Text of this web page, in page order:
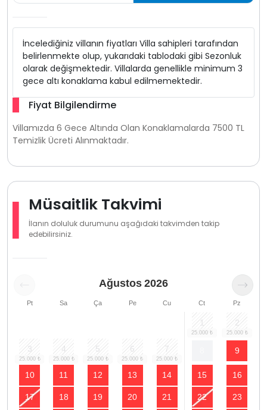
İncelediğiniz villanın fiyatları Villa sahipleri tarafından
belirlenmekte olup, yukarıdaki tablodaki gibi Sezonluk
olarak değişmektedir. Villalarda genellikle minimum 3
gece altı konaklama kabul edilmemektedir.
Fiyat Bilgilendirme
Villamızda 6 Gece Altında Olan Konaklamalarda 7500 TL
Temizlik Ücreti Alınmaktadır.
Müsaitlik Takvimi
İlanın doluluk durumunu aşağıdaki takvimden takip
edebilirsiniz.
Ağustos 2026
Pt Sa Ça Pe Cu Ct Pz
1 2
3 4 5 6 7 9
10 11 12 13 14 15 16
17 18 19 20 21 22 23